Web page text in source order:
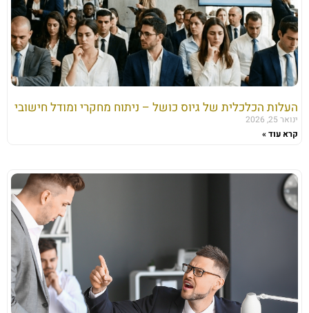
העלות הכלכלית של גיוס כושל – ניתוח מחקרי ומודל חישובי
ינואר 25, 2026
קרא עוד »